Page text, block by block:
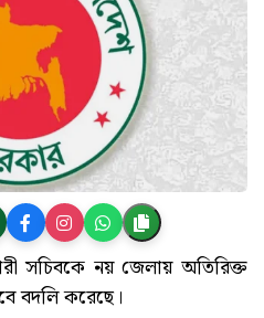
সচিবকে নয় জেলায় অতিরিক্ত
বদলি করেছে।